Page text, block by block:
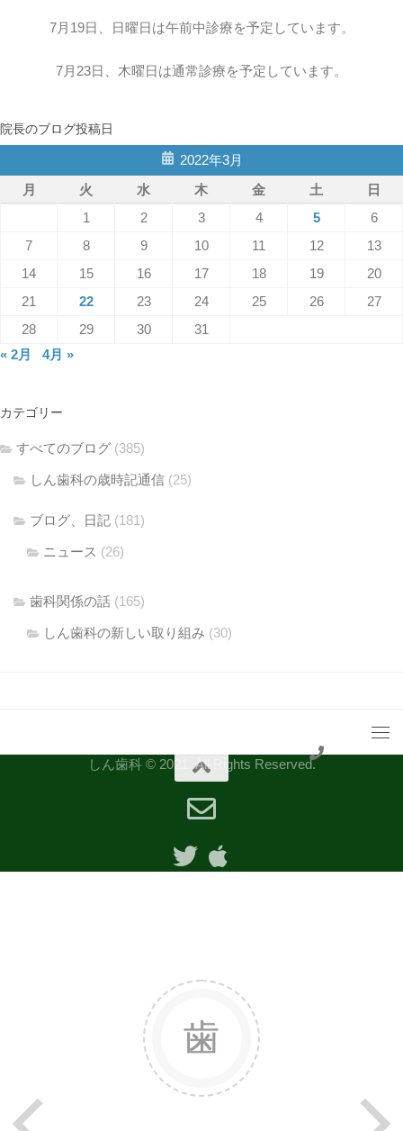
7月19日、日曜日は午前中診療を予定しています。
7月23日、木曜日は通常診療を予定しています。
院長のブログ投稿日
2022年3月
月
火 水 木 金 土
日
1
2 3 4 5
6
7
8 9 10 11 12
13
14
15 16 17 18 19
20
21
22 23 24 25 26
27
28
29 30
31
« 2月
4月 »
カテゴリー
すべてのブログ (385)
しん歯科の歳時記通信 (25)
ブログ、日記 (181)
ニュース (26)
歯科関係の話 (165)
しん歯科の新しい取り組み (30)
しん歯科 © 2021. All Rights Reserved.